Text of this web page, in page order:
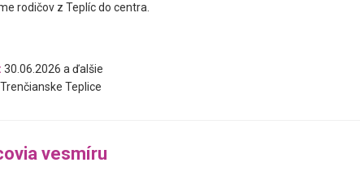
rodičov z Teplíc do centra.
30.06.2026 a ďalšie
Trenčianske Teplice
vesmíru